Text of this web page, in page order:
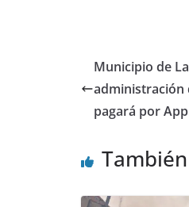
Municipio de
administración
pagará por App